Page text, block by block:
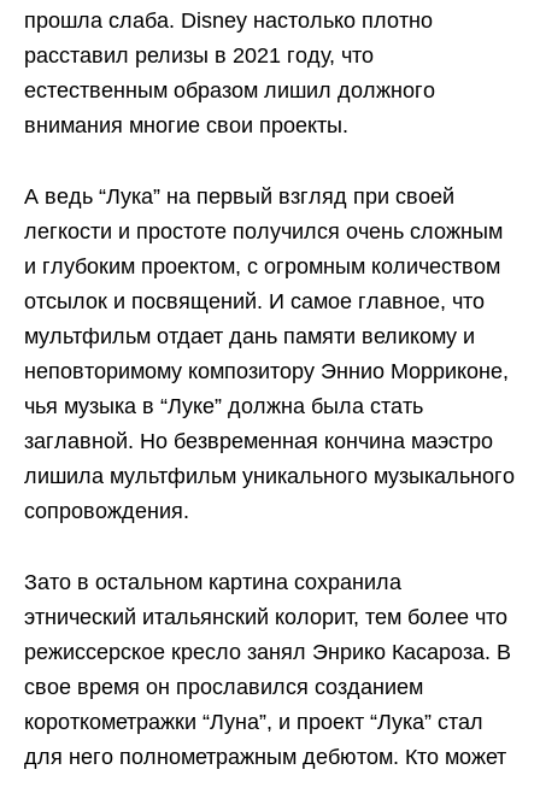
прошла слаба. Disney настолько плотно
расставил релизы в 2021 году, что
естественным образом лишил должного
внимания многие свои проекты.
А ведь “Лука” на первый взгляд при своей
легкости и простоте получился очень сложным
и глубоким проектом, с огромным количеством
отсылок и посвящений. И самое главное, что
мультфильм отдает дань памяти великому и
неповторимому композитору Эннио Морриконе,
чья музыка в “Луке” должна была стать
заглавной. Но безвременная кончина маэстро
лишила мультфильм уникального музыкального
сопровождения.
Зато в остальном картина сохранила
этнический итальянский колорит, тем более что
режиссерское кресло занял Энрико Касароза. В
свое время он прославился созданием
короткометражки “Луна”, и проект “Лука” стал
для него полнометражным дебютом. Кто может